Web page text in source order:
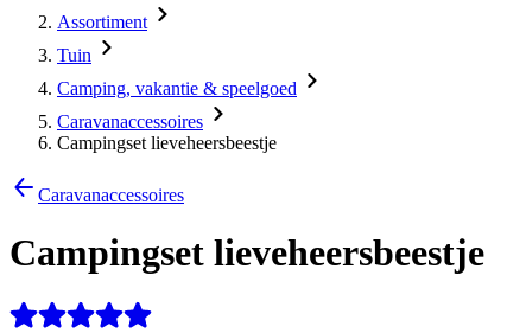
Assortiment
Tuin
Camping, vakantie & speelgoed
Caravanaccessoires
Campingset lieveheersbeestje
Caravanaccessoires
Campingset lieveheersbeestje